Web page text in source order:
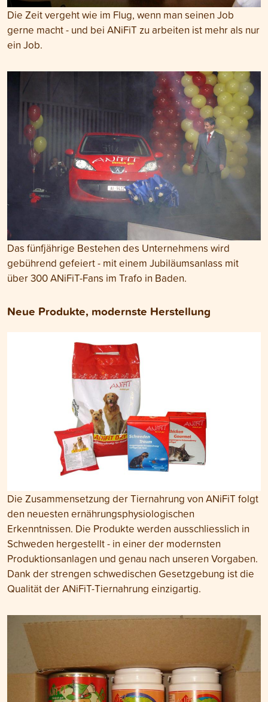
Die Zeit vergeht wie im Flug, wenn man seinen Job
gerne macht - und bei ANiFiT zu arbeiten ist mehr als nur
ein Job.
Das fünfjährige Bestehen des Unternehmens wird
gebührend gefeiert - mit einem Jubiläumsanlass mit
über 300 ANiFiT-Fans im Trafo in Baden.
Neue Produkte, modernste Herstellung
Die Zusammensetzung der Tiernahrung von ANiFiT folgt
den neuesten ernährungsphysiologischen
Erkenntnissen. Die Produkte werden ausschliesslich in
Schweden hergestellt - in einer der modernsten
Produktionsanlagen und genau nach unseren Vorgaben.
Dank der strengen schwedischen Gesetzgebung ist die
Qualität der ANiFiT-Tiernahrung einzigartig.